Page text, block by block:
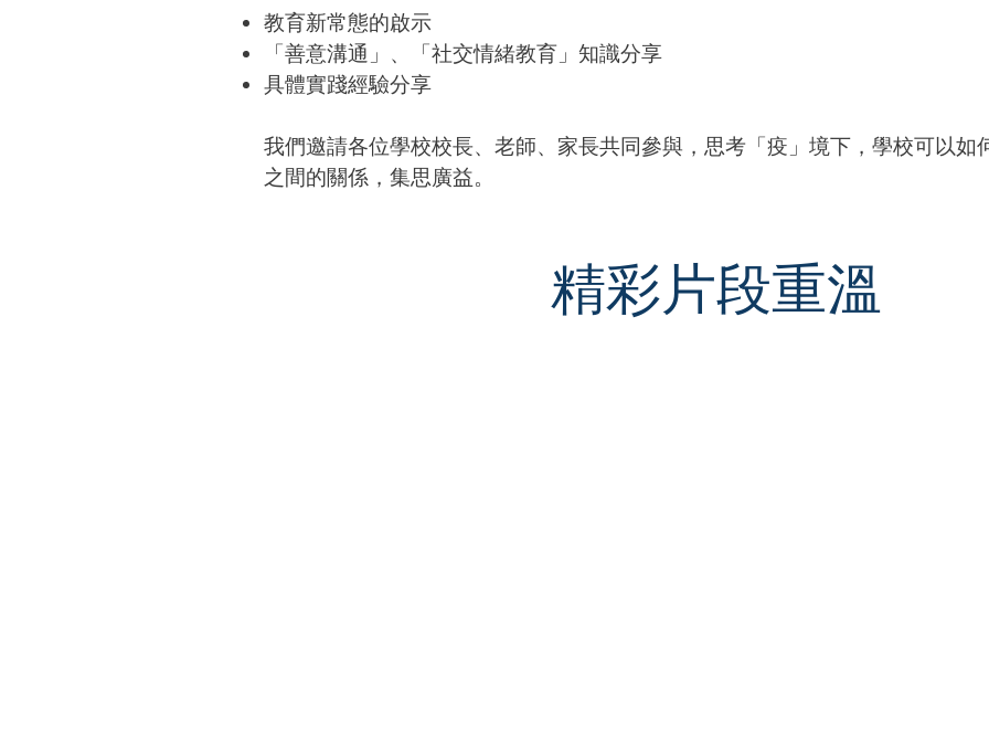
教育新常態的啟示
「善意溝通」、「社交情緒教育」知識分享
具體實踐經驗分享
我們邀請各位學校校長、老師、家長共同參與，思考「疫」境下，學校可以如
之間的關係，集思廣益。
精彩片段重溫